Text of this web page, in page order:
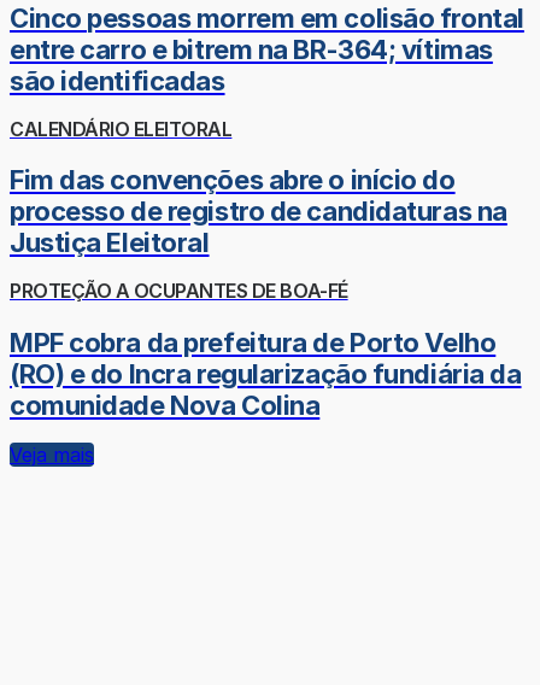
Cinco pessoas morrem em colisão frontal
entre carro e bitrem na BR-364; vítimas
são identificadas
CALENDÁRIO ELEITORAL
Fim das convenções abre o início do
processo de registro de candidaturas na
Justiça Eleitoral
PROTEÇÃO A OCUPANTES DE BOA-FÉ
MPF cobra da prefeitura de Porto Velho
(RO) e do Incra regularização fundiária da
comunidade Nova Colina
Veja mais